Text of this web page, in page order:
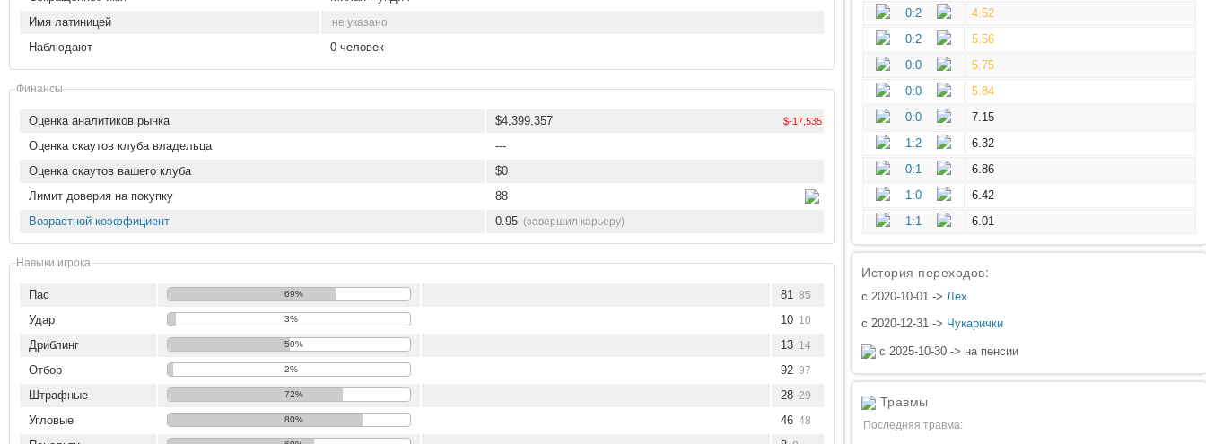
Имя латиницей
не указано
Наблюдают 0 человек
Финансы
Оценка аналитиков рынка $4,399,357 $-17,535
Оценка скаутов клуба владельца
---
Оценка скаутов вашего клуба
$0
Лимит доверия на покупку
88
Возрастной коэффициент
0.95 (завершил карьеру)
Навыки игрока
Пас 69% 81 85
Удар 3% 10 10
Дриблинг 50% 13 14
Отбор 2% 92 97
Штрафные 72% 28 29
Угловые 80% 46 48
0:2
4.52
0:2
5.56
0:0
5.75
0:0
5.84
0:0
7.15
1:2
6.32
0:1
6.86
1:0
6.42
1:1
6.01
История переходов:
с 2020-10-01 -> Лех
с 2020-12-31 -> Чукарички
с 2025-10-30 -> на пенсии
Травмы
Последняя травма: